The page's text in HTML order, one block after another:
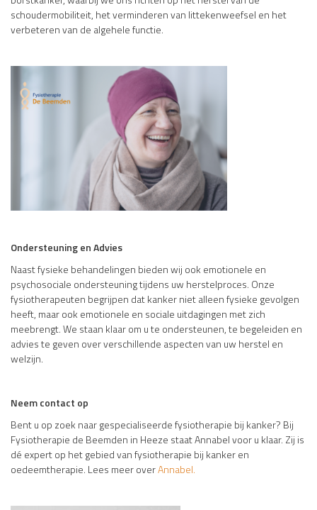
schoudermobiliteit, het verminderen van littekenweefsel en het
verbeteren van de algehele functie.
Ondersteuning en Advies
Naast fysieke behandelingen bieden wij ook emotionele en
psychosociale ondersteuning tijdens uw herstelproces. Onze
fysiotherapeuten begrijpen dat kanker niet alleen fysieke gevolgen
heeft, maar ook emotionele en sociale uitdagingen met zich
meebrengt. We staan klaar om u te ondersteunen, te begeleiden en
advies te geven over verschillende aspecten van uw herstel en
welzijn.
Neem contact op
Bent u op zoek naar gespecialiseerde fysiotherapie bij kanker? Bij
Fysiotherapie de Beemden in Heeze staat Annabel voor u klaar. Zij is
dé expert op het gebied van fysiotherapie bij kanker en
oedeemtherapie. Lees meer overAnnabel.